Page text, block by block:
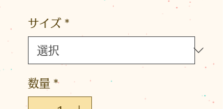
サイズ *
数量 *